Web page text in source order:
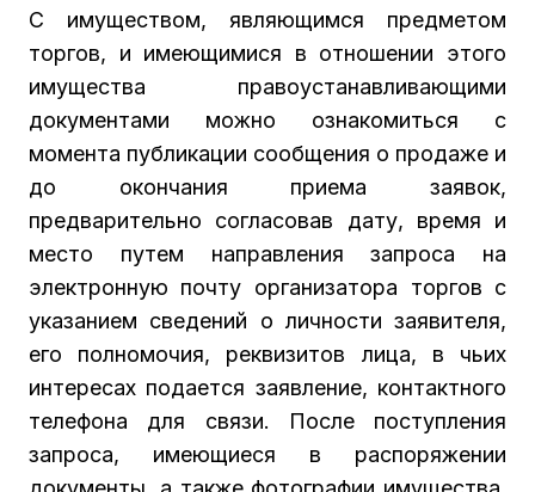
С имуществом, являющимся предметом
торгов, и имеющимися в отношении этого
имущества правоустанавливающими
документами можно ознакомиться с
момента публикации сообщения о продаже и
до окончания приема заявок,
предварительно согласовав дату, время и
место путем направления запроса на
электронную почту организатора торгов с
указанием сведений о личности заявителя,
его полномочия, реквизитов лица, в чьих
интересах подается заявление, контактного
телефона для связи. После поступления
запроса, имеющиеся в распоряжении